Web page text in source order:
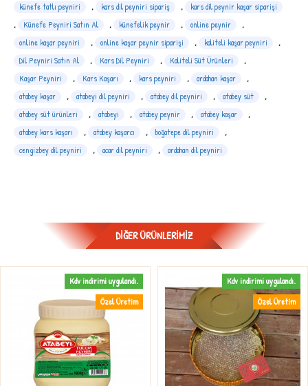
künefe tatlı peyniri
, kars dil peyniri sipariş ,
kars dil peynir kaşar siparişi
,
Künefe Peyniri Satın Al , künefelik peynir , online peynir
,
online kaşar peyniri
, online kaşar peynir siparişi , kaliteli kaşar peyniri
,
Dil Peyniri Satın Al
, Kars Dil Peyniri , Kaliteli Süt Ürünleri
,
Kaşar Peyniri
, Kars Kaşarı , kars peyniri , ardahan kaşar
,
atabey kaşar
, atabeyi dil peyniri , atabey dil peyniri , atabey süt
,
atabey süt ürünleri
, atabeyi , atabey peynir , atabey kaşar
,
atabey kars kaşarı
, atabey kaşarcı , boğatepe dil peyniri
,
cengizbey dil peyniri
, acar dil peyniri , ardahan dil peyniri
DIĞER ÜRÜNLERIMIZ
Özel Üretim
Kdv indirimi uygulandı.
Özel Üretim
Kdv indirimi uygulandı.